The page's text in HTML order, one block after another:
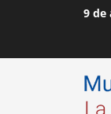
9 de